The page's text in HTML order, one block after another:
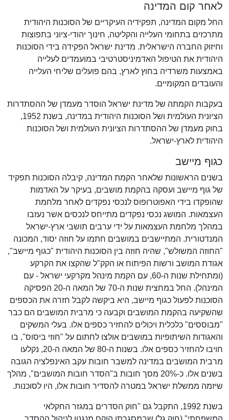
לאחר קום המדינה
החל מקום המדינה, תפקידיה העיקריים של הסוכנות היהודית
מתרכזים בתחומי העלייה והקליטה, חינוך יהודי-ציוני בתפוצות
וחיזוק החברה הישראלית. מדינת ישראל הפקידה בידי הסוכנות
היהודית את הטיפול האדמיניסטרטיבי במועמדים לעלייה
באמצעות משרדיה בחוץ לארץ, בהם פועלים שליחי העלייה
והעובדים המקומיים.
בעקבות הקמתה של מדינת ישראל הוסדר מעמדן של ההסתדרות
הציונית העולמית ושל הסוכנות היהודית במדינה, בשנת 1952,
בחוק מעמדן של ההסתדרות הציונית העולמית ושל הסוכנות
היהודית לארץ-ישראל.
כגוף מיישב
בשנים הראשונות שלאחר הקמת המדינה, קיבלה הסוכנות תפקיד
של גוף מיישב ועסקה בהקמת מושבים, בעיקר על האדמות
שהופקדו בידי האפוטרופוס לנכסי נפקדים לאחר מלחמת
העצמאות. המושג נכסי נפקדים מתייחס לנכסים אשר נעזבו
במהלך מלחמת העצמאות על ידי ערבים תושבי ארץ-ישראל
המנדטורית. המתיישבים במושבים חתמו על חוזה יסוד, המכונה
"החוזה המשולש", שהיה חוזה בין הסוכנות היהודית "כגוף מיישב",
אגודת המושב ורשות הפיתוח או הקק"ל שהקצו את הקרקע
(ומתחילת שנות ה-60, עם הקמת מינהל מקרקעי ישראל - עם
המינהל). החל במחצית שנות ה-70 של המאה ה-20 הפסיקה
הסוכנות לפעול כגוף מיישב, היא ביקשה לקבל חזרה את הכספים
שהשקיעה בהקמת המושבים וקבעה כי מרבית המושבים הם כבר
"מבוססים" כלכלית ויכולים להחזיר כספים אלו. בעלי המשקים
והאגודות השיתופיות במושבים אולצו לחתום על "חוזי ביסוס", בו
חויבו להחזיר כספים אלו. בשנות ה-80 של המאה ה-20, נקלעו
מרבית המושבים במדינה למשבר חובות עקב האינפלציה הגובה
בשנים אלו. כ-20% מסך חובות ב"הסדר חובות המושבים", מהלך
שיזמה ממשלת ישראל במטרה להסדיר חובות אלו, היו לסוכנות.
בשנת 1992, התקבל גם "חוק הסדרים במגזר החקלאי